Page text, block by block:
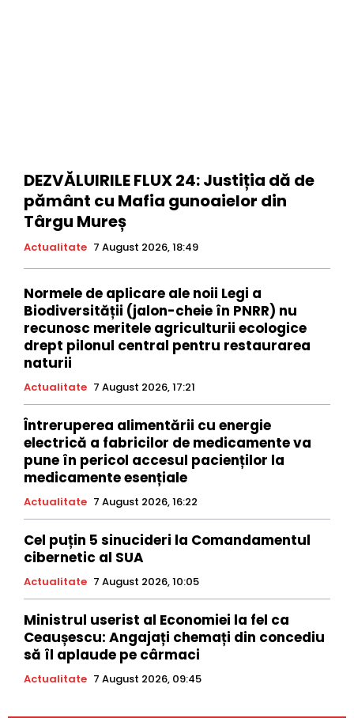
DEZVĂLUIRILE FLUX 24: Justiția dă de
pământ cu Mafia gunoaielor din
Târgu Mureș
Actualitate 7 August 2026, 18:49
Normele de aplicare ale noii Legi a
Biodiversității (jalon-cheie în PNRR) nu
recunosc meritele agriculturii ecologice
drept pilonul central pentru restaurarea
naturii
Actualitate 7 August 2026, 17:21
Întreruperea alimentării cu energie
electrică a fabricilor de medicamente va
pune în pericol accesul pacienților la
medicamente esențiale
Actualitate 7 August 2026, 16:22
Cel puțin 5 sinucideri la Comandamentul
cibernetic al SUA
Actualitate 7 August 2026, 10:05
Ministrul userist al Economiei la fel ca
Ceaușescu: Angajați chemați din concediu
să îl aplaude pe cârmaci
Actualitate 7 August 2026, 09:45